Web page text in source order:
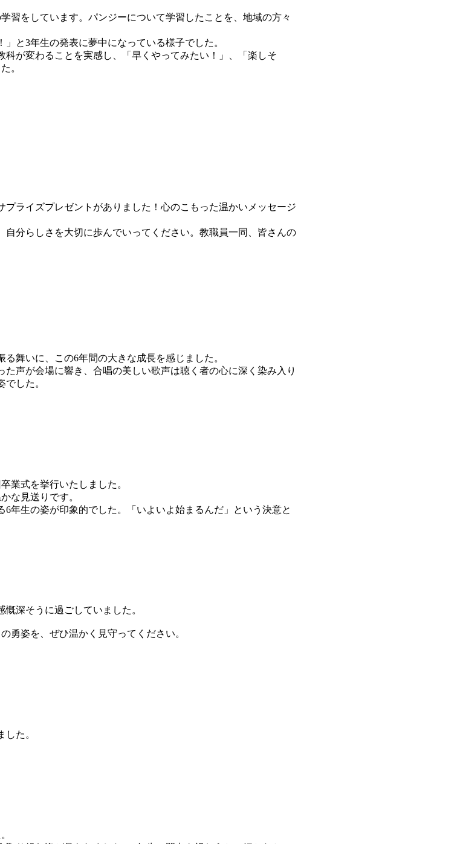
習をしています。パンジーについて学習したことを、地域の方々
と3年生の発表に夢中になっている様子でした。
が変わることを実感し、「早くやってみたい！」、「楽しそ
。
ライズプレゼントがありました！心のこもった温かいメッセージ
分らしさを大切に歩んでいってください。教職員一同、皆さんの
舞いに、この6年間の大きな成長を感じました。
声が会場に響き、合唱の美しい歌声は聴く者の心に深く染み入り
した。
業式を挙行いたしました。
な見送りです。
年生の姿が印象的でした。「いよいよ始まるんだ」という決意と
深そうに過ごしていました。
勇姿を、ぜひ温かく見守ってください。
た。